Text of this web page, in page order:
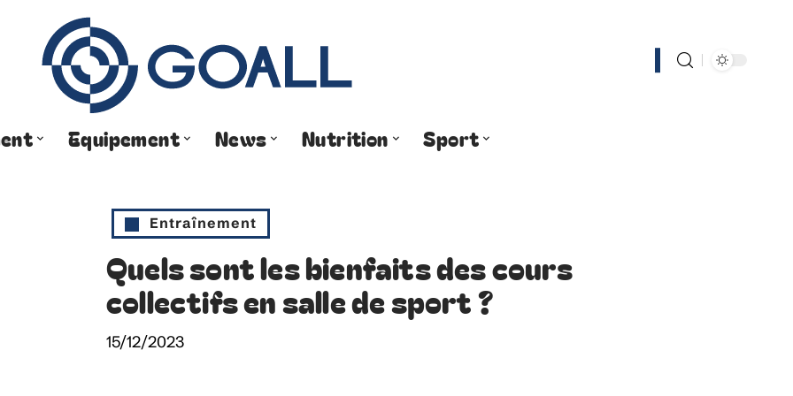
Equipement News Nutrition Sport
Entraînement
Quels sont les bienfaits des cours
collectifs en salle de sport ?
15/12/2023